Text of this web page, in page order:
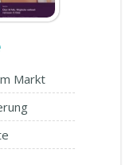
Markt